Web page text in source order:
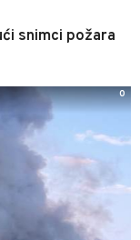
snimci požara
0